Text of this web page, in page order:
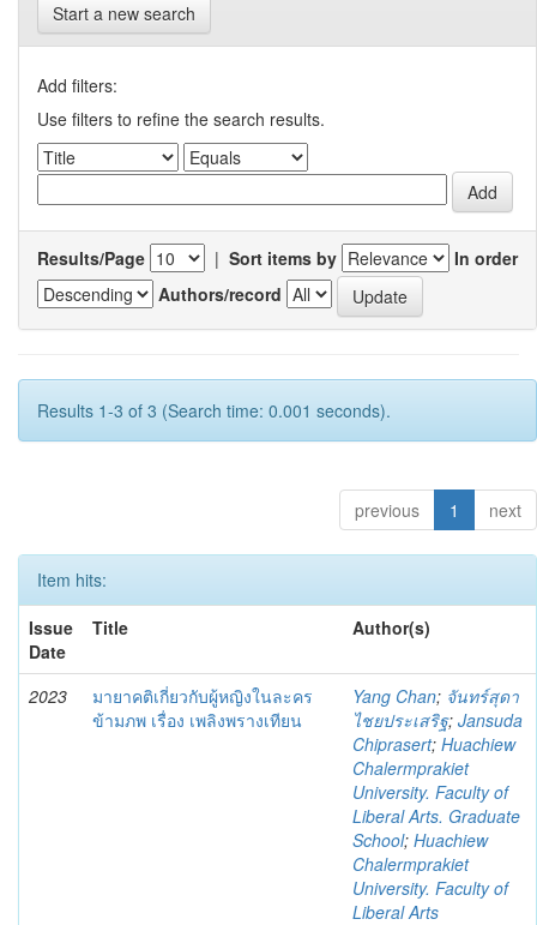
Start a new search
Add filters:
Use filters to refine the search results.
Results/Page | Sort items by
In order
Authors/record
Results 1-3 of 3 (Search time: 0.001 seconds).
previous 1 next
Item hits:
Issue
Date
Title Author(s)
2023
มายาคติเกี่ยวกับผู้หญิงในละคร
ข้ามภพ เรื่อง เพลิงพรางเทียน
Yang Chan; จันทร์สุดา
ไชยประเสริฐ; Jansuda
Chiprasert; Huachiew
Chalermprakiet
University. Faculty of
Liberal Arts. Graduate
School; Huachiew
Chalermprakiet
University. Faculty of
Liberal Arts